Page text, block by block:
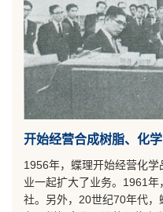
开始经营合成树脂、化
1956年，蝶理开始经营化
业一起扩大了业务。1961
社。另外，20世纪70年代